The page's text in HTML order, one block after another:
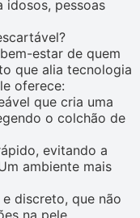
idosos, pessoas
estar de quem
que alia tecnologia
oferece:
que cria uma
o colchão de
evitando a
ambiente mais
discreto, que não